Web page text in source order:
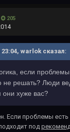
205
23:04, warlok сказал:
если проблемы
не решать? Люди
они хуже вас?
Если проблемы есть
под